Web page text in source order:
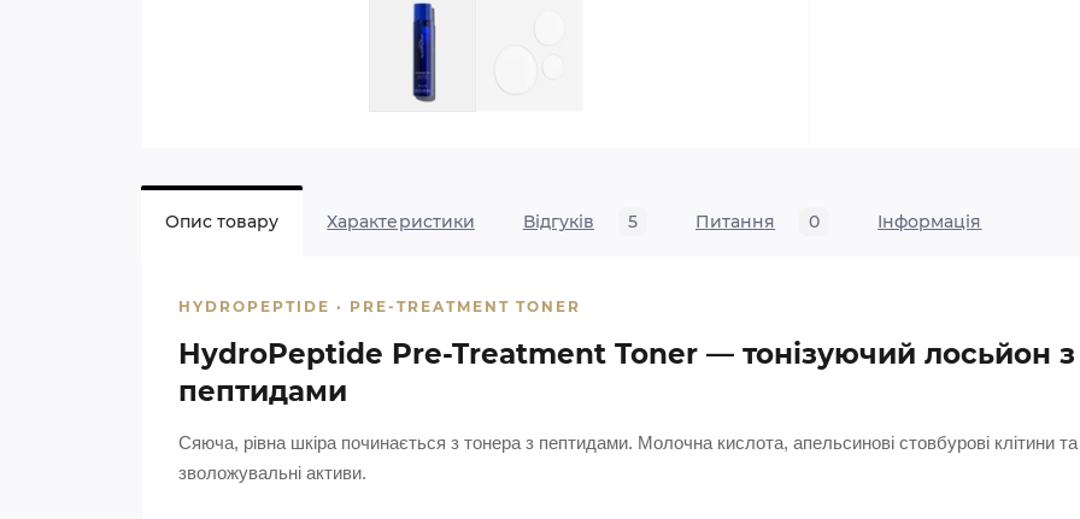
Опис товару Характеристики Відгуків 5 Питання 0 Iнформація
HYDROPEPTIDE · PRE-TREATMENT TONER
HydroPeptide Pre-Treatment Toner — тонізуючий лосьйон з
пептидами
Сяюча, рівна шкіра починається з тонера з пептидами. Молочна кислота, апельсинові стовбурові клітини та
зволожувальні активи.